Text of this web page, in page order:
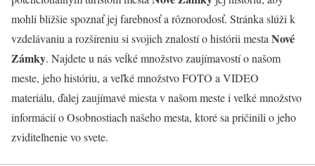
mohli bližšie spoznať jej farebnosť a rôznorodosť. Stránka slúži k
vzdelávaniu a rozšíreniu si svojich znalostí o histórii mesta Nové
Zámky. Najdete u nás veĺké množstvo zaujímavostí o našom
meste, jeho históriu, a veľké množstvo FOTO a VIDEO
materiálu, ďalej zaujímavé miesta v našom meste i velké množstvo
informácií o Osobnostiach našeho mesta, ktoré sa pričinili o jeho
zviditeľnenie vo svete.